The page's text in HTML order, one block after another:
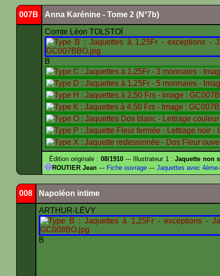
007B Anna Karénine - Tome 2 (N°7b)
Comte Léon TOLSTOÏ
B
Édition originale : 08/1910--- Illustrateur 1 :Jaquette non
ROUTIER Jean --- Fiche ouvrage --- Jaquettes avec 4ème
008 Napoléon intime
ARTHUR-LÉVY
B